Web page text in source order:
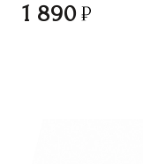
1 890